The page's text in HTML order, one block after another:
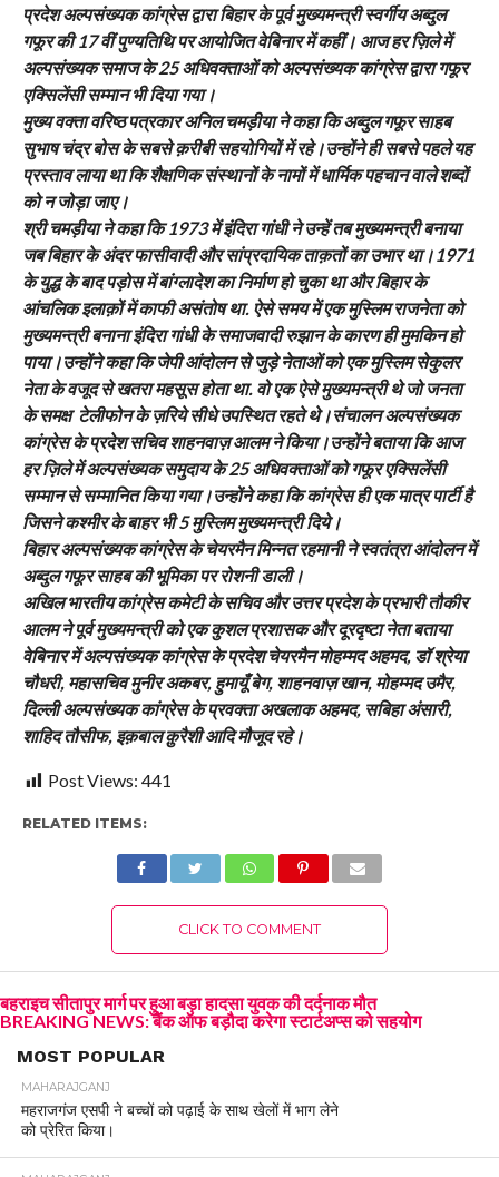
प्रदेश अल्पसंख्यक कांग्रेस द्वारा बिहार के पूर्व मुख्यमन्त्री स्वर्गीय अब्दुल
गफूर की 17 वीं पुण्यतिथि पर आयोजित वेबिनार में कहीं। आज हर ज़िले में
अल्पसंख्यक समाज के 25 अधिवक्ताओं को अल्पसंख्यक कांग्रेस द्वारा गफूर
एक्सिलेंसी सम्मान भी दिया गया।
मुख्य वक्ता वरिष्ठ पत्रकार अनिल चमड़ीया ने कहा कि अब्दुल गफूर साहब
सुभाष चंद्र बोस के सबसे क़रीबी सहयोगियों में रहे।उन्होंने ही सबसे पहले यह
प्रस्ताव लाया था कि शैक्षणिक संस्थानों के नामों में धार्मिक पहचान वाले शब्दों
को न जोड़ा जाए।
श्री चमड़ीया ने कहा कि 1973 में इंदिरा गांधी ने उन्हें तब मुख्यमन्त्री बनाया
जब बिहार के अंदर फासीवादी और सांप्रदायिक ताक़तों का उभार था।1971
के युद्ध के बाद पड़ोस में बांग्लादेश का निर्माण हो चुका था और बिहार के
आंचलिक इलाक़ों में काफी असंतोष था. ऐसे समय में एक मुस्लिम राजनेता को
मुख्यमन्त्री बनाना इंदिरा गांधी के समाजवादी रुझान के कारण ही मुमकिन हो
पाया।उन्होंने कहा कि जेपी आंदोलन से जुड़े नेताओं को एक मुस्लिम सेकुलर
नेता के वजूद से खतरा महसूस होता था. वो एक ऐसे मुख्यमन्त्री थे जो जनता
के समक्ष टेलीफोन के ज़रिये सीधे उपस्थित रहते थे।संचालन अल्पसंख्यक
कांग्रेस के प्रदेश सचिव शाहनवाज़ आलम ने किया।उन्होंने बताया कि आज
हर ज़िले में अल्पसंख्यक समुदाय के 25 अधिवक्ताओं को गफूर एक्सिलेंसी
सम्मान से सम्मानित किया गया।उन्होंने कहा कि कांग्रेस ही एक मात्र पार्टी है
जिसने कश्मीर के बाहर भी 5 मुस्लिम मुख्यमन्त्री दिये।
बिहार अल्पसंख्यक कांग्रेस के चेयरमैन मिन्नत रहमानी ने स्वतंत्रा आंदोलन में
अब्दुल गफूर साहब की भूमिका पर रोशनी डाली।
अखिल भारतीय कांग्रेस कमेटी के सचिव और उत्तर प्रदेश के प्रभारी तौकीर
आलम ने पूर्व मुख्यमन्त्री को एक कुशल प्रशासक और दूरदृष्टा नेता बताया
वेबिनार में अल्पसंख्यक कांग्रेस के प्रदेश चेयरमैन मोहम्मद अहमद, डॉ श्रेया
चौधरी, महासचिव मुनीर अकबर, हुमायूँ बेग, शाहनवाज़ खान, मोहम्मद उमैर,
दिल्ली अल्पसंख्यक कांग्रेस के प्रवक्ता अखलाक अहमद, सबिहा अंसारी,
शाहिद तौसीफ, इक़बाल क़ुरैशी आदि मौजूद रहे।
Post Views: 441
RELATED ITEMS:
CLICK TO COMMENT
बहराइच सीतापुर मार्ग पर हुआ बड़ा हादसा युवक की दर्दनाक मौत
BREAKING NEWS: बैंक ऑफ बड़ौदा करेगा स्टार्टअप्स को सहयोग
MOST POPULAR
MAHARAJGANJ
महराजगंज एसपी ने बच्चों को पढ़ाई के साथ खेलों में भाग लेने
को प्रेरित किया।